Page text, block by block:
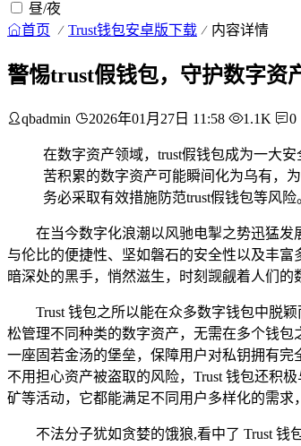
昼/夜
首页 Trust钱包安卓版下载 内容详情
警惕trust假钱包，守护数字资
qbadmin 2026年01月27日 11:58 1.1K 0
在数字资产领域，trust假钱包成为一大
苦积累的数字资产可能瞬间化为乌有，
务必采取有效措施防范trust假钱包等风险
在当今数字化浪潮以风驰电掣之势迅猛
与伦比的便捷性、坚如磐石的安全性以及丰
暗深处的黑手，悄然滋生，时刻觊觎着人们的
Trust 钱包之所以能在众多数字钱包中脱
松管理不同种类的数字资产，无需在多个钱
一座固若金汤的堡垒，保障用户对私钥拥有完
不用担心资产被盗取的风险，Trust 钱包还积
矿等活动，它都能满足不同用户多样化的需求
不法分子犹如贪婪的饿狼,看中了 Trust